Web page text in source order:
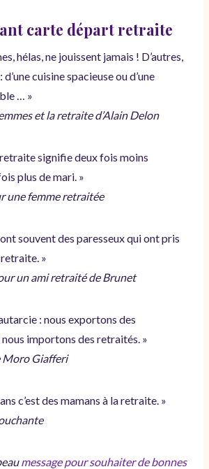
carte départ retraite
hélas, ne jouissent jamais ! D’autres,
cuisine spacieuse ou d’une
… »
et la retraite d’Alain Delon
signifie deux fois moins
plus de mari. »
une femme retraitée
souvent des paresseux qui ont pris
»
un ami retraité de Brunet
: nous exportons des
importons des retraités. »
Moro Giafferi
c’est des mamans à la retraite. »
message pour souhaiter de bonnes